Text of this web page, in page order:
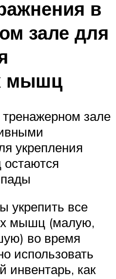
в
зале для
мышц
зале
укрепления
укрепить все
мышц (малую,
во время
использовать
инвентарь, как